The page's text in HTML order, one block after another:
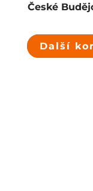
České
Další